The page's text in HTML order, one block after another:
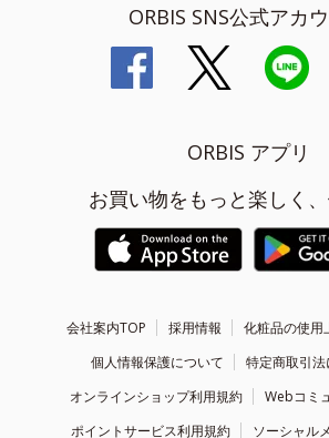
ORBIS SNS公式アカ
ORBIS アプリ
お買い物をもっと楽しく、
会社案内TOP 採用情報
化粧品の使用
個人情報保護について
特定商取引
オンラインショップ利用規約
Webコミ
ポイントサービス利用規約
ソーシャル